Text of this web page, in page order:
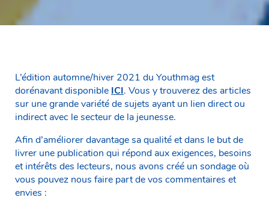
L’édition automne/hiver 2021 du Youthmag est
dorénavant disponible ICI. Vous y trouverez des articles
sur une grande variété de sujets ayant un lien direct ou
indirect avec le secteur de la jeunesse.
Afin d’améliorer davantage sa qualité et dans le but de
livrer une publication qui répond aux exigences, besoins
et intérêts des lecteurs, nous avons créé un sondage où
vous pouvez nous faire part de vos commentaires et
envies :